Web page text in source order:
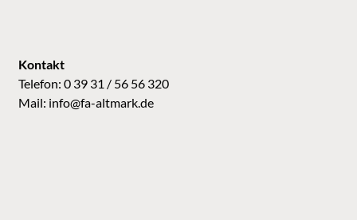
Kontakt
Telefon: 0 39 31 / 56 56 320
Mail: info@fa-altmark.de